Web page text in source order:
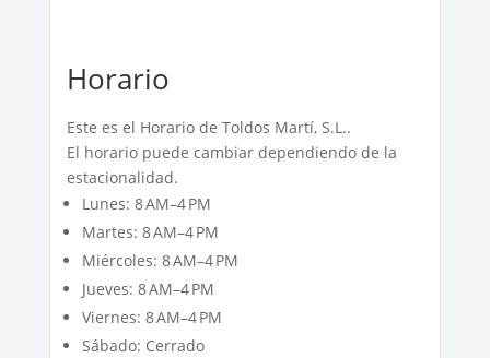
Horario
Este es el Horario de Toldos Martí, S.L..
El horario puede cambiar dependiendo de la
estacionalidad.
Lunes: 8 AM–4 PM
Martes: 8 AM–4 PM
Miércoles: 8 AM–4 PM
Jueves: 8 AM–4 PM
Viernes: 8 AM–4 PM
Sábado: Cerrado